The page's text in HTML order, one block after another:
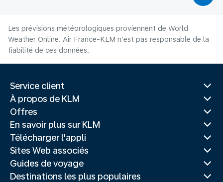
Les prévisions météorologiques proviennent de World
Weather Online. Air France-KLM n'est pas responsable de la
fiabilité de ces données.
Service client
À propos de KLM
Offres
En savoir plus sur KLM
Télécharger l'appli
Sites Web associés
Guides de voyage
Destinations les plus populaires